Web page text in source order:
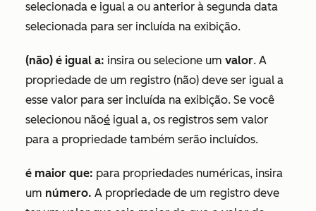
selecionada e igual a ou anterior à segunda data
selecionada para ser incluída na exibição.
(não) é igual a: insira ou selecione um valor. A
propriedade de um registro (não) deve ser igual a
esse valor para ser incluída na exibição. Se você
selecionou nãoé igual a, os registros sem valor
para a propriedade também serão incluídos.
é maior que: para propriedades numéricas, insira
um número. A propriedade de um registro deve